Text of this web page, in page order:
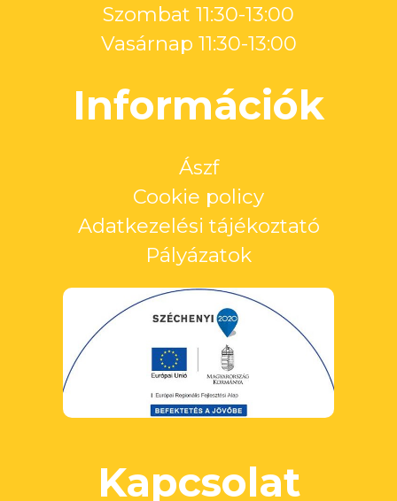
Szombat 11:30-13:00
Vasárnap 11:30-13:00
Információk
Ászf
Cookie policy
Adatkezelési tájékoztató
Pályázatok
Kapcsolat